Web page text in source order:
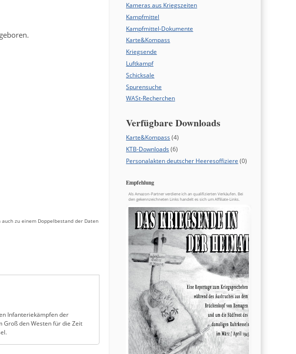
zu einem Doppelbestand der Daten
Infanteriekämpfen der
Groß den Westen für die Zeit
Kameras aus Kriegszeiten
Kampfmittel
Kampfmittel-Dokumente
Karte&Kompass
Kriegsende
Luftkampf
Schicksale
Spurensuche
WASt-Recherchen
Verfügbare Downloads
Karte&Kompass (4)
KTB-Downloads (6)
Personalakten deutscher Heeresoffiziere (0)
Empfehlung
Als Amazon-Partner verdiene ich an qualifizierten Verkäufen. Bei
den gekennzeichneten Links handelt es sich um Affiliate-Links.